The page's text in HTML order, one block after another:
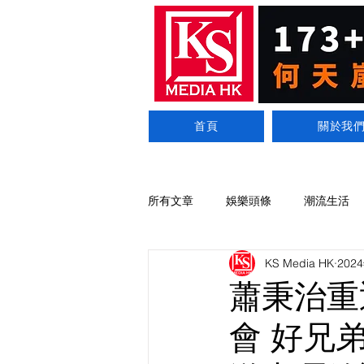
首頁 關於我
所有文章 娛樂頭條 潮流生活
蕭秉治
會 好兄
KS Media HK